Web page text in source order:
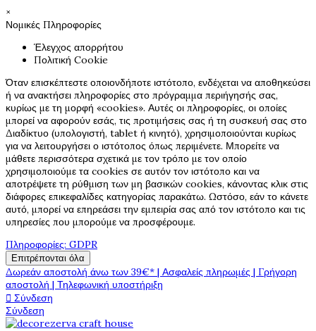
×
Νομικές Πληροφορίες
Έλεγχος απορρήτου
Πολιτική Cookie
Όταν επισκέπτεστε οποιονδήποτε ιστότοπο, ενδέχεται να αποθηκεύσει
ή να ανακτήσει πληροφορίες στο πρόγραμμα περιήγησής σας,
κυρίως με τη μορφή «cookies». Αυτές οι πληροφορίες, οι οποίες
μπορεί να αφορούν εσάς, τις προτιμήσεις σας ή τη συσκευή σας στο
Διαδίκτυο (υπολογιστή, tablet ή κινητό), χρησιμοποιούνται κυρίως
για να λειτουργήσει ο ιστότοπος όπως περιμένετε. Μπορείτε να
μάθετε περισσότερα σχετικά με τον τρόπο με τον οποίο
χρησιμοποιούμε τα cookies σε αυτόν τον ιστότοπο και να
αποτρέψετε τη ρύθμιση των μη βασικών cookies, κάνοντας κλικ στις
διάφορες επικεφαλίδες κατηγορίας παρακάτω. Ωστόσο, εάν το κάνετε
αυτό, μπορεί να επηρεάσει την εμπειρία σας από τον ιστότοπο και τις
υπηρεσίες που μπορούμε να προσφέρουμε.
Πληροφορίες: GDPR
Επιτρέπονται όλα
Δωρεάν αποστολή άνω των 39€* | Ασφαλείς πληρωμές | Γρήγορη
αποστολή | Τηλεφωνική υποστήριξη
 Σύνδεση
Σύνδεση